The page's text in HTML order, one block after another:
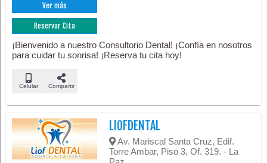
Ver más
Reservar Cita
¡Bienvenido a nuestro Consultorio Dental! ¡Confía en nosotros
para cuidar tu sonrisa! ¡Reserva tu cita hoy!
Celular Compartir
LIOFDENTAL
Av. Mariscal Santa Cruz, Edif.
Torre Ambar, Piso 3, Of. 319. - La